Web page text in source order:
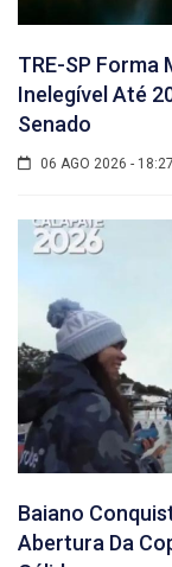
TRE-SP Forma
Inelegível Até
Senado
06 AGO 2026 -
Baiano
Abertura Da